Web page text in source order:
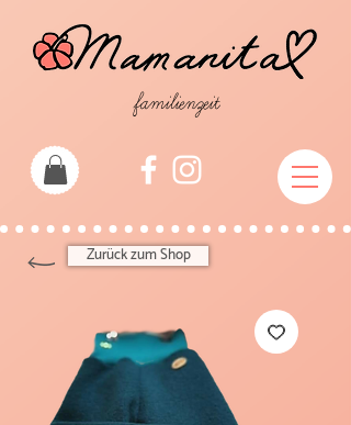
familienzeit
Zurück zum Shop